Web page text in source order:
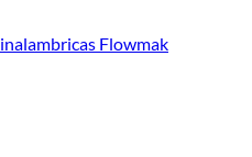
Flowmak